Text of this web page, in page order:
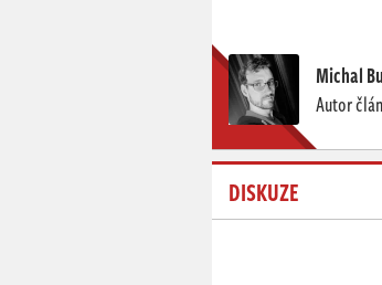
Michal
Autor
DISKUZE